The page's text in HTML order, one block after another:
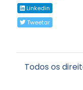
Linkedin
Tweetar
Todos os